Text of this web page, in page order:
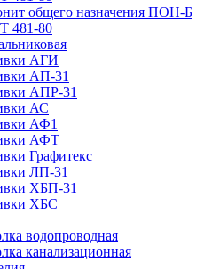
общего назначения ПОН-Б
481-80
АГИ
АП-31
АПР-31
АС
АФ1
АФТ
Графитекс
ЛП-31
ХБП-31
ХБС
водопроводная
канализационная